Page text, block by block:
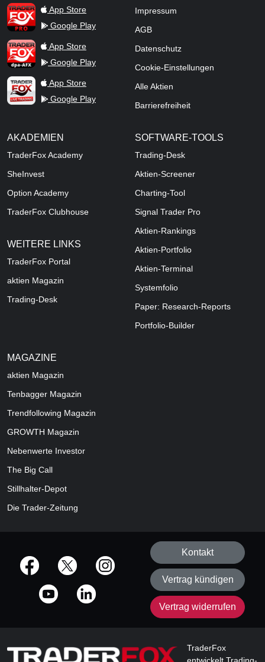
TraderFox ProApp Store
Google Play
TraderFox dpa-AFX ProFeed
App Store
Google Play
TraderFox Live Trading
App Store
Google Play
Impressum
AGB
Datenschutz
Cookie-Einstellungen
Alle Aktien
Barrierefreiheit
AKADEMIEN
TraderFox Academy
SheInvest
Option Academy
TraderFox Clubhouse
WEITERE LINKS
TraderFox Portal
aktien Magazin
Trading-Desk
SOFTWARE-TOOLS
Trading-Desk
Aktien-Screener
Charting-Tool
Signal Trader Pro
Aktien-Rankings
Aktien-Portfolio
Aktien-Terminal
Systemfolio
Paper: Research-Reports
Portfolio-Builder
MAGAZINE
aktien Magazin
Tenbagger Magazin
Trendfollowing Magazin
GROWTH Magazin
Nebenwerte Investor
The Big Call
Stillhalter-Depot
Die Trader-Zeitung
offizielle Social Media-Accounts
Kontakt
Vertrag kündigen
Vertrag widerrufen
TraderFox